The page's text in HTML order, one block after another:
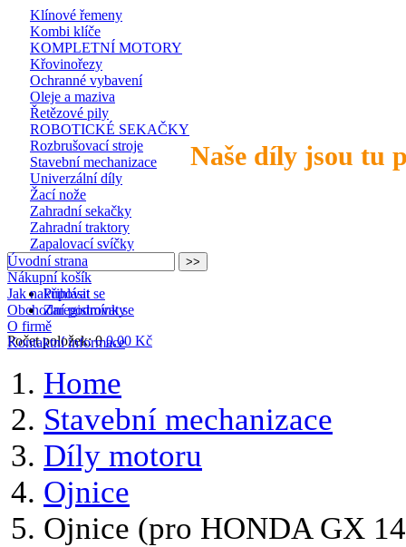
Naše díly jsou tu
Klínové řemeny
Kombi klíče
KOMPLETNÍ MOTORY
Křovinořezy
Ochranné vybavení
Oleje a maziva
Řetězové pily
ROBOTICKÉ SEKAČKY
Rozbrušovací stroje
Stavební mechanizace
Univerzální díly
Žací nože
Zahradní sekačky
Zahradní traktory
Zapalovací svíčky
Přihlásit se
Zaregistrovat se
Počet položek: 0 0,00 Kč
Úvodní strana
Nákupní košík
Jak nakupovat
Obchodní podmínky
O firmě
Kontaktní informace
Home
Stavební mechanizace
Díly motoru
Ojnice
Ojnice (pro HONDA GX